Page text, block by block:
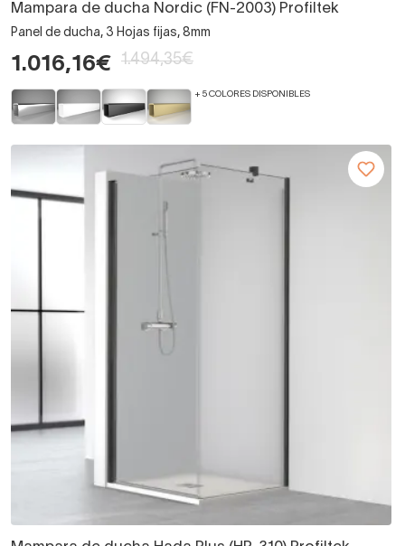
Mampara de ducha Nordic (FN-2003) Profiltek
Panel de ducha, 3 Hojas fijas, 8mm
1.016,16€ 1.494,35€
+ 5 COLORES DISPONIBLES